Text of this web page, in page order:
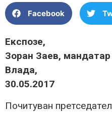
Facebook
Експозе,
Зоран Заев,
Влада,
30.05.2017
Почитуван